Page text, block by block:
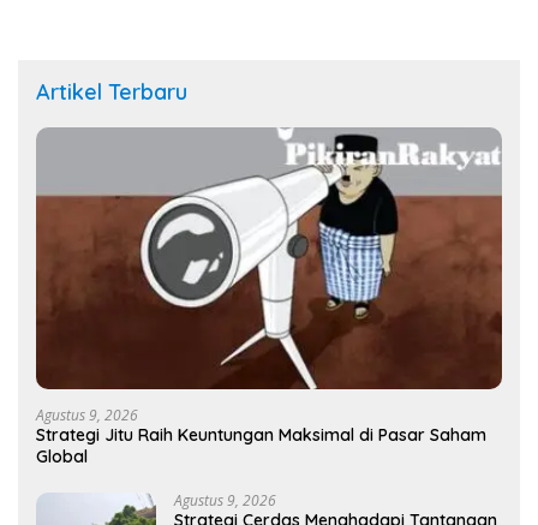
Artikel Terbaru
Agustus 9, 2026
Strategi Jitu Raih Keuntungan Maksimal di Pasar Saham
Global
Agustus 9, 2026